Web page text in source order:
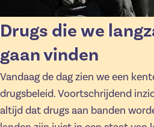
Drugs die we
gaan vinden
Vandaag de dag zien we een
drugsbeleid. Voortschrijdend
altijd dat drugs aan banden